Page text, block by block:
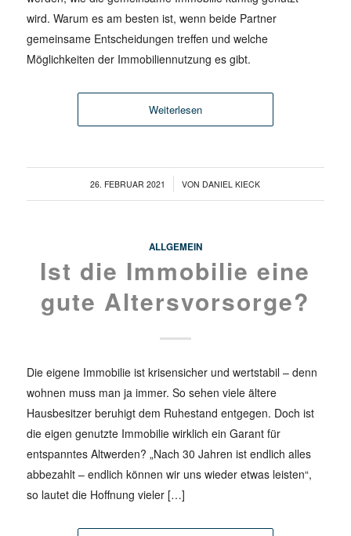
wird. Warum es am besten ist, wenn beide Partner
gemeinsame Entscheidungen treffen und welche
Möglichkeiten der Immobiliennutzung es gibt.
Weiterlesen
26. FEBRUAR 2021
/ VON DANIEL KIECK
ALLGEMEIN
Ist die Immobilie eine
gute Altersvorsorge?
Die eigene Immobilie ist krisensicher und wertstabil – denn
wohnen muss man ja immer. So sehen viele ältere
Hausbesitzer beruhigt dem Ruhestand entgegen. Doch ist
die eigen genutzte Immobilie wirklich ein Garant für
entspanntes Altwerden? „Nach 30 Jahren ist endlich alles
abbezahlt – endlich können wir uns wieder etwas leisten“,
so lautet die Hoffnung vieler […]